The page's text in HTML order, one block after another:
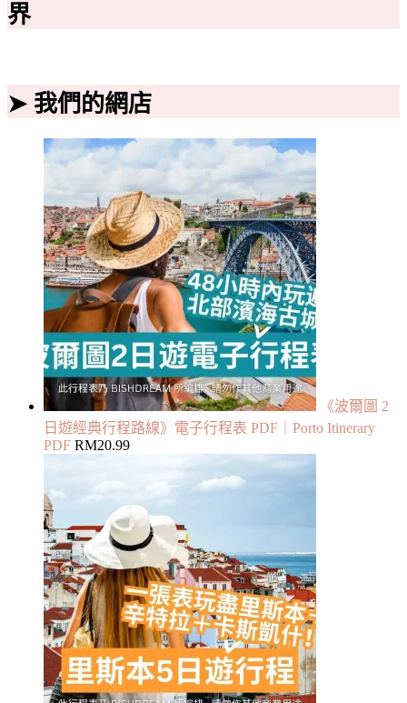
界
➤ 我們的網店
《波爾圖 2
日遊經典行程路線》電子行程表 PDF｜Porto Itinerary
PDF RM20.99